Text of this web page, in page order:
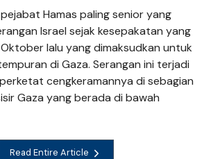
Hamas paling senior yang
Israel sejak kesepakatan yang
lalu yang dimaksudkan untuk
di Gaza. Serangan ini terjadi
cengkeramannya di sebagian
Gaza yang berada di bawah
Read Entire Article